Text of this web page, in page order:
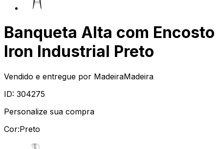
Banqueta Alta com Encosto
Iron Industrial Preto
Vendido e entregue por MadeiraMadeira
ID: 304275
Personalize sua compra
Cor:Preto